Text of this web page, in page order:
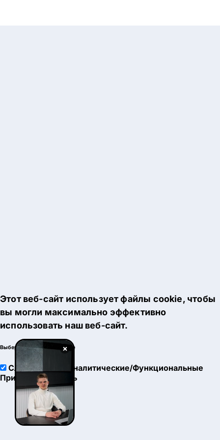
×
Этот веб-сайт использует файлы cookie, чтобы
вы могли максимально эффективно
использовать наш веб-сайт.
Выберите настройки cookie
Служебные
Аналитические/Функциональные
Принять
Настроить